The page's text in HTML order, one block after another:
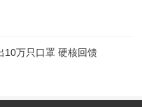
10万只口罩 硬核回馈